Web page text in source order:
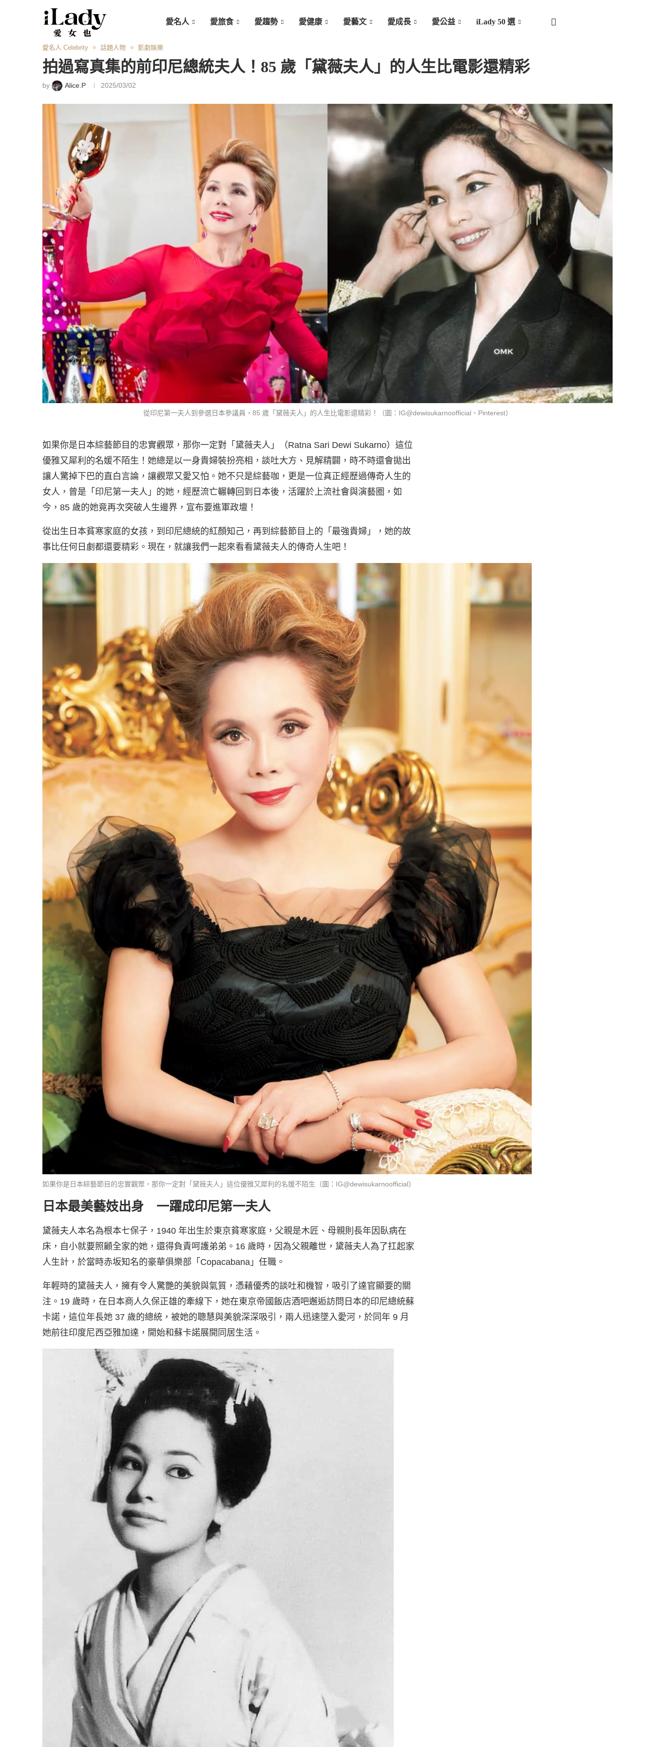
愛名人 愛旅食 愛趨勢 愛健康 愛藝文 愛成長 愛公益 iLady 50 選
愛名人 Celebrity 話題人物 影劇娛樂
拍過寫真集的前印尼總統夫人！85 歲「黛薇夫人」的人生比電影還精彩
by Alice.P 2025/03/02
從印尼第一夫人到參選日本參議員，85 歲「黛薇夫人」的人生比電影還精彩！（圖：IG@dewisukarnoofficial、Pinterest）
如果你是日本綜藝節目的忠實觀眾，那你一定對「黛薇夫人」（Ratna Sari Dewi Sukarno）這位
優雅又犀利的名媛不陌生！她總是以一身貴婦裝扮亮相，談吐大方、見解精闢，時不時還會拋出
讓人驚掉下巴的直白言論，讓觀眾又愛又怕。她不只是綜藝咖，更是一位真正經歷過傳奇人生的
女人，曾是「印尼第一夫人」的她，經歷流亡輾轉回到日本後，活躍於上流社會與演藝圈，如
今，85 歲的她竟再次突破人生邊界，宣布要進軍政壇！
從出生日本貧寒家庭的女孩，到印尼總統的紅顏知己，再到綜藝節目上的「最強貴婦」，她的故
事比任何日劇都還要精彩。現在，就讓我們一起來看看黛薇夫人的傳奇人生吧！
如果你是日本綜藝節目的忠實觀眾，那你一定對「黛薇夫人」這位優雅又犀利的名媛不陌生（圖：IG@dewisukarnoofficial）
日本最美藝妓出身 一躍成印尼第一夫人
黛薇夫人本名為根本七保子，1940 年出生於東京貧寒家庭，父親是木匠、母親則長年因臥病在
床，自小就要照顧全家的她，還得負責呵護弟弟。16 歲時，因為父親離世，黛薇夫人為了扛起家
人生計，於當時赤坂知名的豪華俱樂部「Copacabana」任職。
年輕時的黛薇夫人，擁有令人驚艷的美貌與氣質，憑藉優秀的談吐和機智，吸引了達官顯要的關
注。19 歲時，在日本商人久保正雄的牽線下，她在東京帝國飯店酒吧邂逅訪問日本的印尼總統蘇
卡諾，這位年長她 37 歲的總統，被她的聰慧與美貌深深吸引，兩人迅速墜入愛河，於同年 9 月
她前往印度尼西亞雅加達，開始和蘇卡諾展開同居生活。